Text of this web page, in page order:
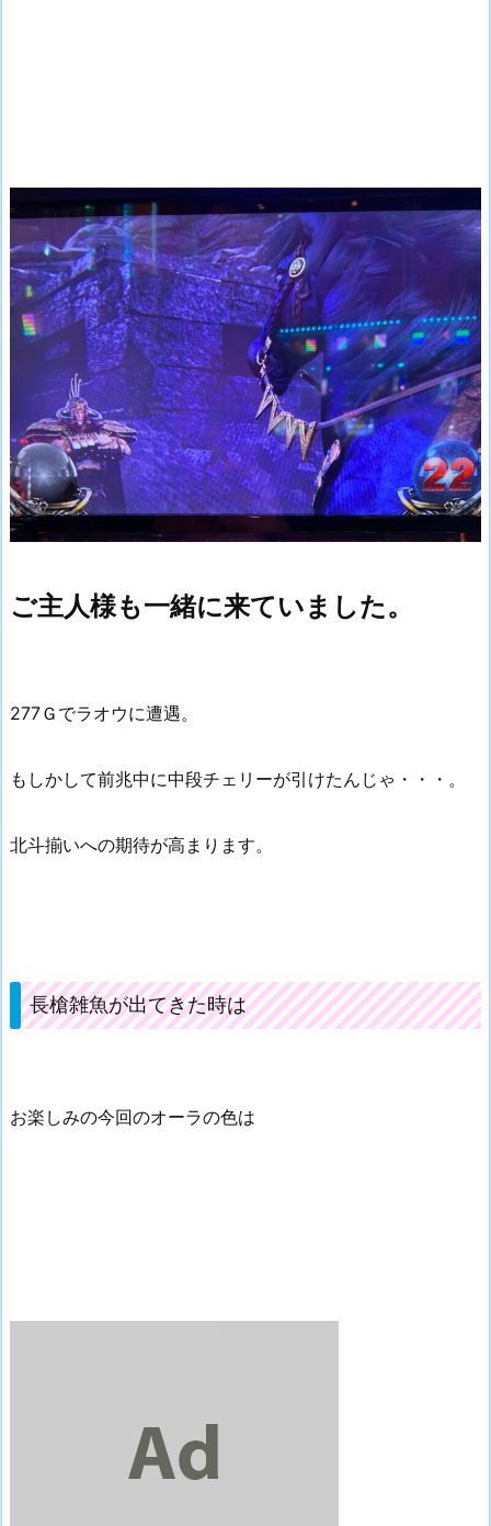
ご主人様も一緒に来ていました。
277Ｇでラオウに遭遇。
もしかして前兆中に中段チェリーが引けたんじゃ・・・。
北斗揃いへの期待が高まります。
長槍雑魚が出てきた時は
お楽しみの今回のオーラの色は